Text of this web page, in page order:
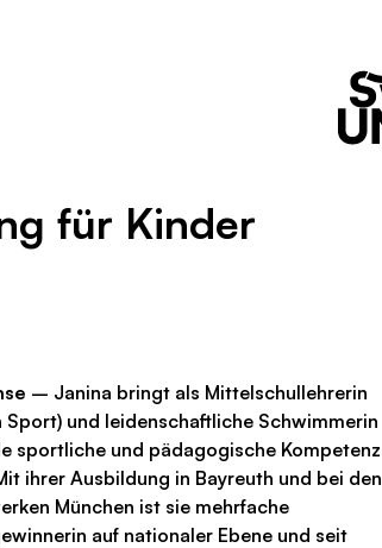
für Kinder
– Janina bringt als Mittelschullehrerin
Sport) und leidenschaftliche Schwimmerin
sportliche und pädagogische Kompetenz
ihrer Ausbildung in Bayreuth und bei den
München ist sie mehrfache
auf nationaler Ebene und seit